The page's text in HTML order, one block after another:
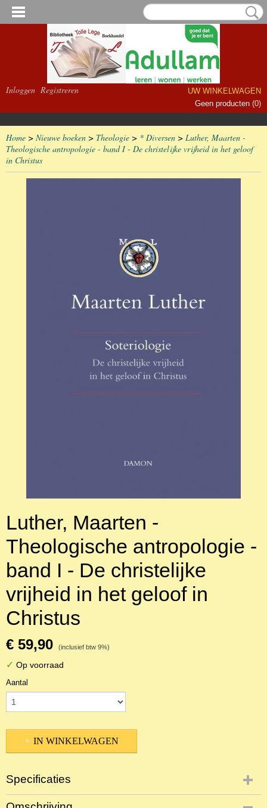
Inloggen Registreren
UW WINKELWAGEN
Geen producten (0)
Home > Nieuwe boeken > Theologie > * Diversen > Luther, Maarten -
Theologische antropologie - band I - De christelijke vrijheid in het geloof
in Christus
Luther, Maarten -
Theologische antropologie -
band I - De christelijke
vrijheid in het geloof in
Christus
€ 59,90 (inclusief btw 9%)
✓ Op voorraad
Aantal
IN WINKELWAGEN
Specificaties
Productcode